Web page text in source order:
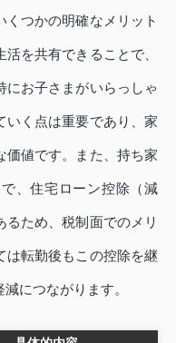
くつかの明確なメリット
を共有できることで、
にお子さまがいらっしゃ
いく点は重要であり、家
価値です。また、持ち家
、住宅ローン控除（減
ため、税制面でのメリ
は転勤後もこの控除を継
につながります。